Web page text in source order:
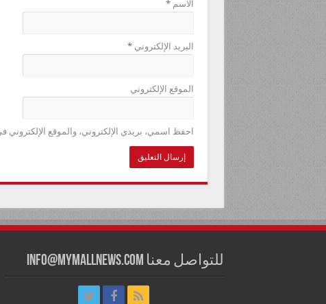
الاسم*
البريد الإلكتروني*
الموقع الإلكتروني
احفظ اسمي، بريدي الإلكتروني، والموقع
للتواصل معنا info@mymallnews.com